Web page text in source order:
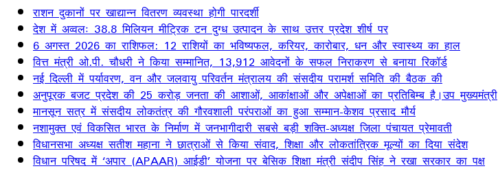
राशन दुकानों पर खाद्यान्न वितरण व्यवस्था होगी पारदर्शी
देश में अव्वलः 38.8 मिलियन मीट्रिक टन दुग्ध उत्पादन के साथ उत्तर प्रदेश शीर्ष पर
6 अगस्त 2026 का राशिफल: 12 राशियों का भविष्यफल, करियर, कारोबार, धन और स्वास्थ्य का हाल
वित्त मंत्री ओ.पी. चौधरी ने किया सम्मानित, 13,912 आवेदनों के सफल निराकरण से बनाया रिकॉर्ड
नई दिल्ली में पर्यावरण, वन और जलवायु परिवर्तन मंत्रालय की संसदीय परामर्श समिति की बैठक की
अनुपूरक बजट प्रदेश की 25 करोड़ जनता की आशाओं, आकांक्षाओं और अपेक्षाओं का प्रतिबिम्ब है।उप मुख्यमंत्री
मानसून सत्र में संसदीय लोकतंत्र की गौरवशाली परंपराओं का हुआ सम्मान-केशव प्रसाद मौर्य
नशामुक्त एवं विकसित भारत के निर्माण में जनभागीदारी सबसे बड़ी शक्ति-अध्यक्ष जिला पंचायत प्रेमावती
विधानसभा अध्यक्ष सतीश महाना ने छात्राओं से किया संवाद, शिक्षा और लोकतांत्रिक मूल्यों का दिया संदेश
विधान परिषद में ‘अपार (APAAR) आईडी’ योजना पर बेसिक शिक्षा मंत्री संदीप सिंह ने रखा सरकार का पक्ष